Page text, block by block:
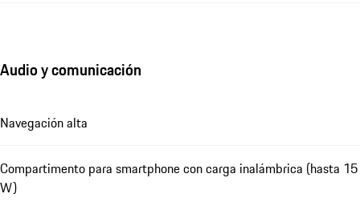
Audio y comunicación
Navegación alta
Compartimento para smartphone con carga inalámbrica (hasta 15
W)